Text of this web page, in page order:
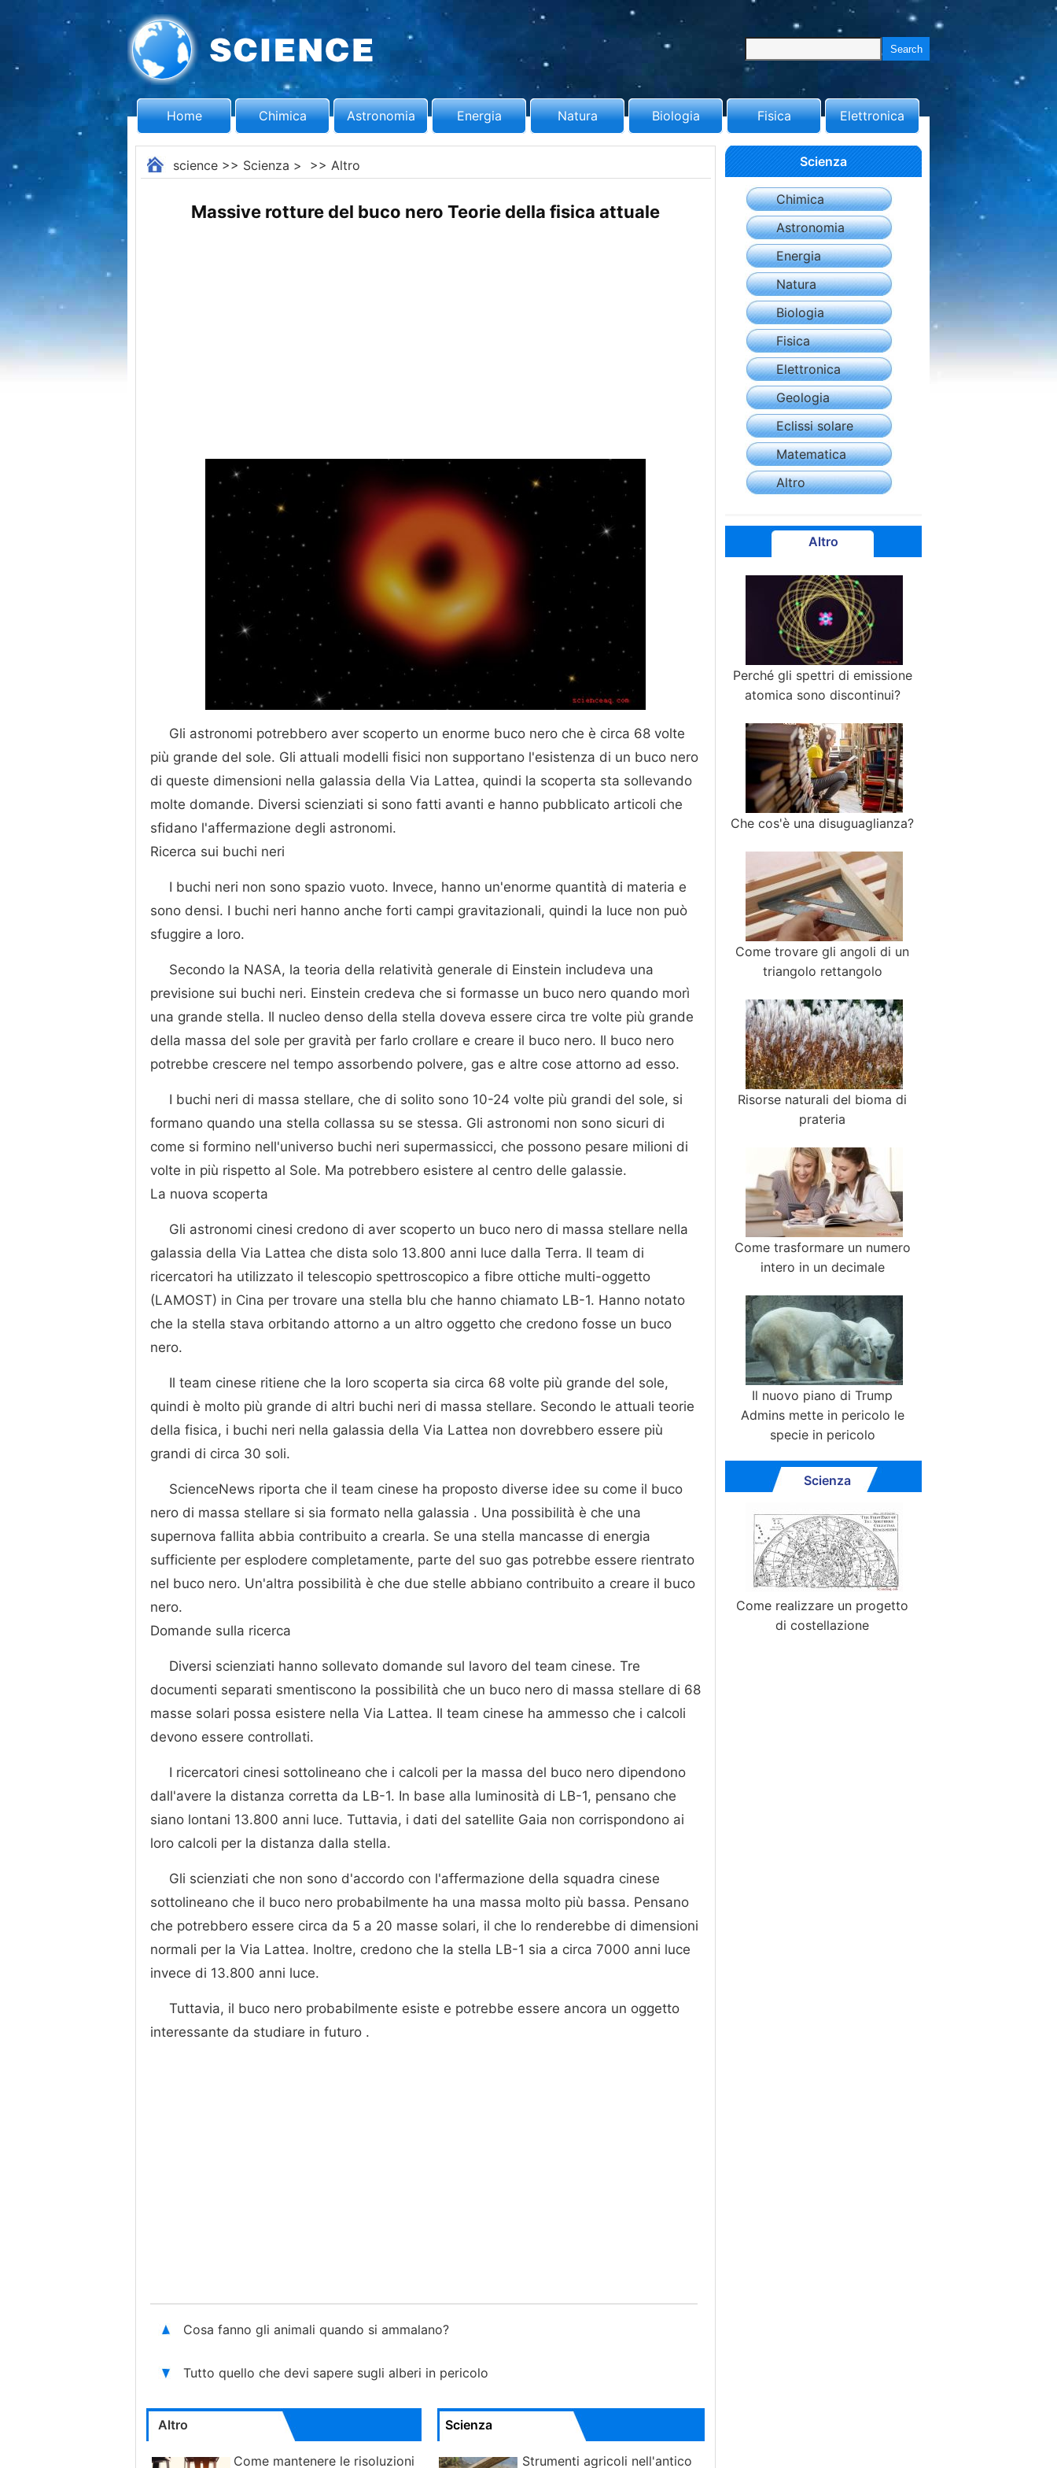
Home Chimica Astronomia Energia Natura Biologia Fisica Elettronica
science>> Scienza > >> Altro
Massive rotture del buco nero Teorie della fisica attuale
Gli astronomi potrebbero aver scoperto un enorme buco nero che è circa 68 volte
più grande del sole. Gli attuali modelli fisici non supportano l'esistenza di un buco nero
di queste dimensioni nella galassia della Via Lattea, quindi la scoperta sta sollevando
molte domande. Diversi scienziati si sono fatti avanti e hanno pubblicato articoli che
sfidano l'affermazione degli astronomi.
Ricerca sui buchi neri
I buchi neri non sono spazio vuoto. Invece, hanno un'enorme quantità di materia e
sono densi. I buchi neri hanno anche forti campi gravitazionali, quindi la luce non può
sfuggire a loro.
Secondo la NASA, la teoria della relatività generale di Einstein includeva una
previsione sui buchi neri. Einstein credeva che si formasse un buco nero quando morì
una grande stella. Il nucleo denso della stella doveva essere circa tre volte più grande
della massa del sole per gravità per farlo crollare e creare il buco nero. Il buco nero
potrebbe crescere nel tempo assorbendo polvere, gas e altre cose attorno ad esso.
I buchi neri di massa stellare, che di solito sono 10-24 volte più grandi del sole, si
formano quando una stella collassa su se stessa. Gli astronomi non sono sicuri di
come si formino nell'universo buchi neri supermassicci, che possono pesare milioni di
volte in più rispetto al Sole. Ma potrebbero esistere al centro delle galassie.
La nuova scoperta
Gli astronomi cinesi credono di aver scoperto un buco nero di massa stellare nella
galassia della Via Lattea che dista solo 13.800 anni luce dalla Terra. Il team di
ricercatori ha utilizzato il telescopio spettroscopico a fibre ottiche multi-oggetto
(LAMOST) in Cina per trovare una stella blu che hanno chiamato LB-1. Hanno notato
che la stella stava orbitando attorno a un altro oggetto che credono fosse un buco
nero.
Il team cinese ritiene che la loro scoperta sia circa 68 volte più grande del sole,
quindi è molto più grande di altri buchi neri di massa stellare. Secondo le attuali teorie
della fisica, i buchi neri nella galassia della Via Lattea non dovrebbero essere più
grandi di circa 30 soli.
ScienceNews riporta che il team cinese ha proposto diverse idee su come il buco
nero di massa stellare si sia formato nella galassia . Una possibilità è che una
supernova fallita abbia contribuito a crearla. Se una stella mancasse di energia
sufficiente per esplodere completamente, parte del suo gas potrebbe essere rientrato
nel buco nero. Un'altra possibilità è che due stelle abbiano contribuito a creare il buco
nero.
Domande sulla ricerca
Diversi scienziati hanno sollevato domande sul lavoro del team cinese. Tre
documenti separati smentiscono la possibilità che un buco nero di massa stellare di 68
masse solari possa esistere nella Via Lattea. Il team cinese ha ammesso che i calcoli
devono essere controllati.
I ricercatori cinesi sottolineano che i calcoli per la massa del buco nero dipendono
dall'avere la distanza corretta da LB-1. In base alla luminosità di LB-1, pensano che
siano lontani 13.800 anni luce. Tuttavia, i dati del satellite Gaia non corrispondono ai
loro calcoli per la distanza dalla stella.
Gli scienziati che non sono d'accordo con l'affermazione della squadra cinese
sottolineano che il buco nero probabilmente ha una massa molto più bassa. Pensano
che potrebbero essere circa da 5 a 20 masse solari, il che lo renderebbe di dimensioni
normali per la Via Lattea. Inoltre, credono che la stella LB-1 sia a circa 7000 anni luce
invece di 13.800 anni luce.
Tuttavia, il buco nero probabilmente esiste e potrebbe essere ancora un oggetto
interessante da studiare in futuro .
Cosa fanno gli animali quando si ammalano?
Tutto quello che devi sapere sugli alberi in pericolo
Altro
Come mantenere le risoluzioni
Scienza
Strumenti agricoli nell'antico
Scienza
Chimica
Astronomia
Energia
Natura
Biologia
Fisica
Elettronica
Geologia
Eclissi solare
Matematica
Altro
Altro
Perché gli spettri di emissione
atomica sono discontinui?
Che cos'è una disuguaglianza?
Come trovare gli angoli di un
triangolo rettangolo
Risorse naturali del bioma di
prateria
Come trasformare un numero
intero in un decimale
Il nuovo piano di Trump
Admins mette in pericolo le
specie in pericolo
Scienza
Come realizzare un progetto
di costellazione